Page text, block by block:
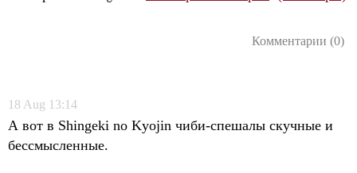
Комментарии (0)
18 Aug 13:14
А вот в Shingeki no Kyojin чиби-спешалы скучные и
бессмысленные.